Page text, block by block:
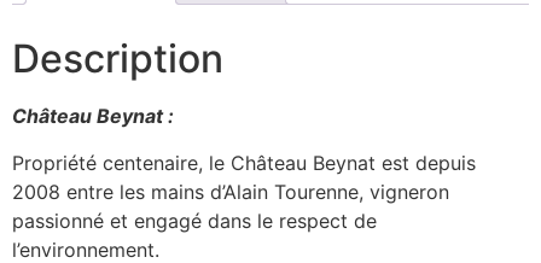
Description
Château Beynat :
Propriété centenaire, le Château Beynat est depuis
2008 entre les mains d’Alain Tourenne, vigneron
passionné et engagé dans le respect de
l’environnement.